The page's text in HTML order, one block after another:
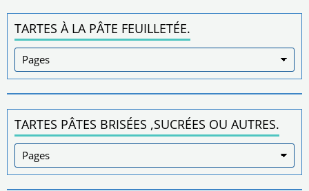
TARTES À LA PÂTE FEUILLETÉE.
TARTES PÂTES BRISÉES ,SUCRÉES OU AUTRES.